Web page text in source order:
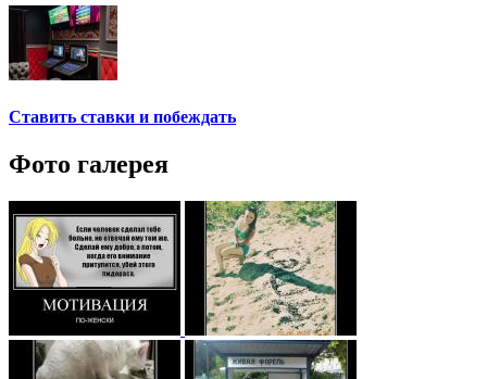
Ставить ставки и побеждать
Фото галерея